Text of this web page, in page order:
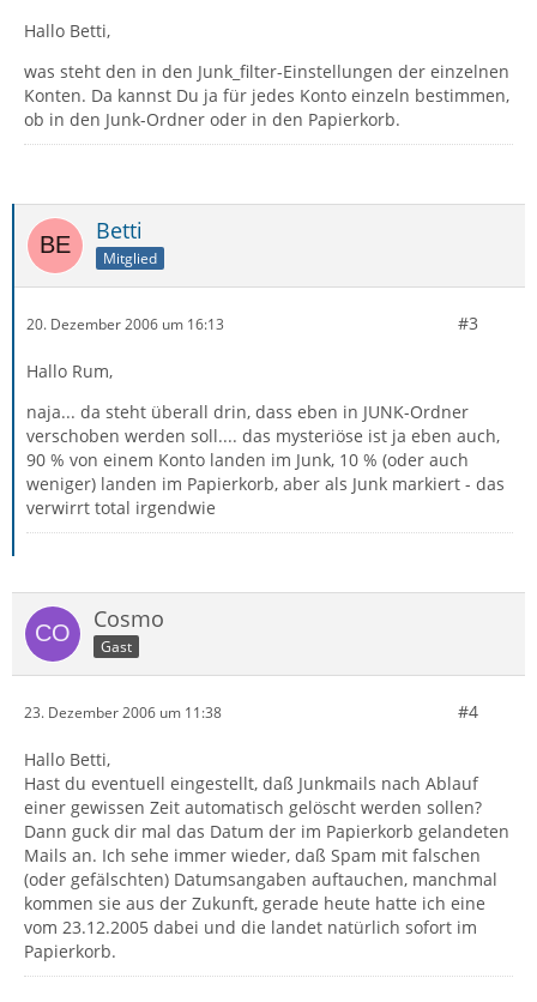
Hallo Betti,
was steht den in den Junk_filter-Einstellungen der einzelnen
Konten. Da kannst Du ja für jedes Konto einzeln bestimmen,
ob in den Junk-Ordner oder in den Papierkorb.
Betti
Mitglied
20. Dezember 2006 um 16:13 #3
Hallo Rum,
naja... da steht überall drin, dass eben in JUNK-Ordner
verschoben werden soll.... das mysteriöse ist ja eben auch,
90 % von einem Konto landen im Junk, 10 % (oder auch
weniger) landen im Papierkorb, aber als Junk markiert - das
verwirrt total irgendwie
Cosmo
Gast
23. Dezember 2006 um 11:38 #4
Hallo Betti,
Hast du eventuell eingestellt, daß Junkmails nach Ablauf
einer gewissen Zeit automatisch gelöscht werden sollen?
Dann guck dir mal das Datum der im Papierkorb gelandeten
Mails an. Ich sehe immer wieder, daß Spam mit falschen
(oder gefälschten) Datumsangaben auftauchen, manchmal
kommen sie aus der Zukunft, gerade heute hatte ich eine
vom 23.12.2005 dabei und die landet natürlich sofort im
Papierkorb.